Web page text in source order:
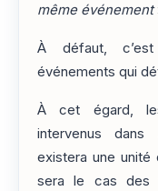
même événement
À défaut,
événements qui
À cet égard,
intervenus dans
existera une unité
sera le cas des